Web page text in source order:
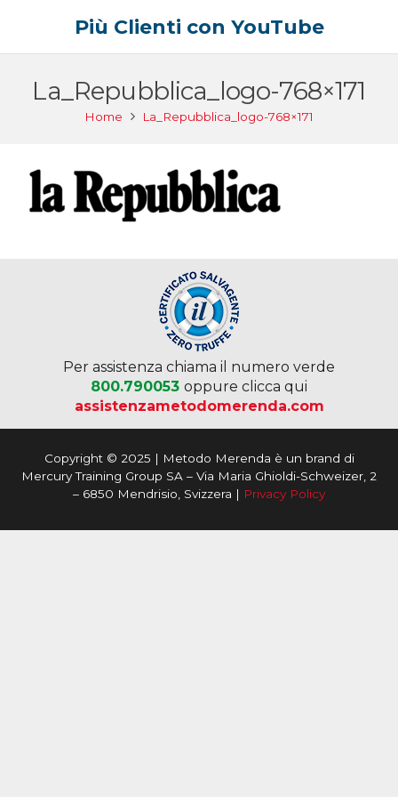
Più Clienti con YouTube
La_Repubblica_logo-768×171
Home La_Repubblica_logo-768×171
Per assistenza chiama il numero verde
800.790053 oppure clicca qui
assistenzametodomerenda.com
Copyright © 2025 | Metodo Merenda è un brand di
Mercury Training Group SA – Via Maria Ghioldi-Schweizer, 2
– 6850 Mendrisio, Svizzera | Privacy Policy